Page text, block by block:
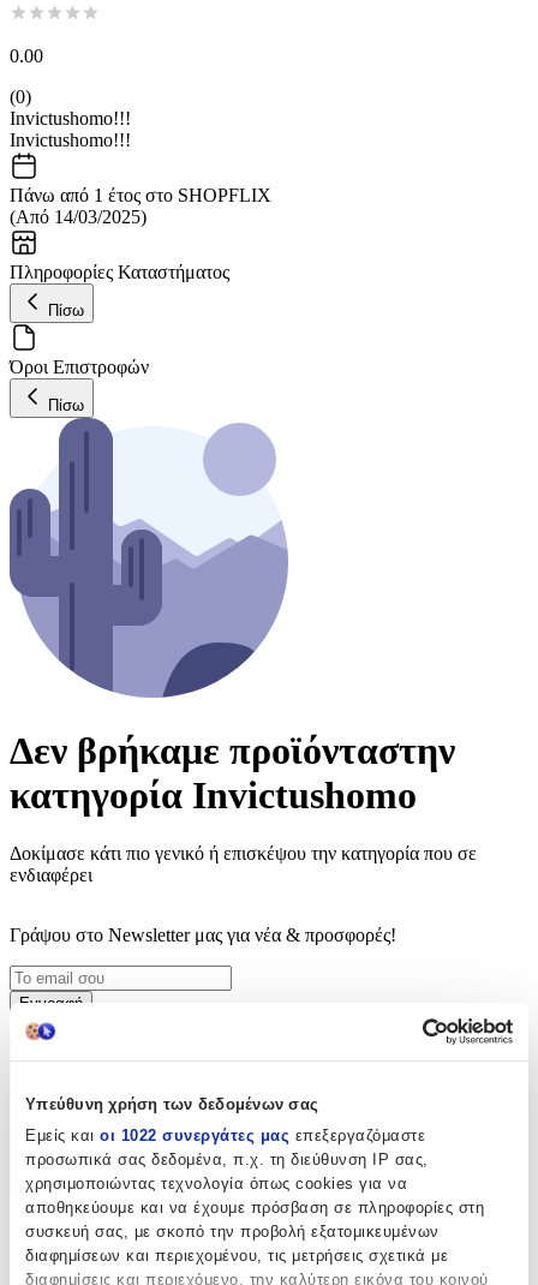
Υπεύθυνη χρήση των δεδομένων σας
Εμείς και οι 1022 συνεργάτες μας επεξεργαζόμαστε
προσωπικά σας δεδομένα, π.χ. τη διεύθυνση IP σας,
χρησιμοποιώντας τεχνολογία όπως cookies για να
αποθηκεύουμε και να έχουμε πρόσβαση σε πληροφορίες στη
συσκευή σας, με σκοπό την προβολή εξατομικευμένων
διαφημίσεων και περιεχομένου, τις μετρήσεις σχετικά με
διαφημίσεις και περιεχόμενο, την καλύτερη εικόνα του κοινού
0.00
(0)
Invictushomo!!!
Invictushomo!!!
Πάνω από 1 έτος στο SHOPFLIX
(Από 14/03/2025)
Πληροφορίες Καταστήματος
Πίσω
Όροι Επιστροφών
Πίσω
Δεν βρήκαμε προϊόνταστην
κατηγορία Invictushomo
Δοκίμασε κάτι πιο γενικό ή επισκέψου την κατηγορία που σε
ενδιαφέρει
Γράψου στο Νewsletter μας για νέα & προσφορές!
Εγγραφή
Πατώντας «Εγγραφή» αποδέχεσαι τους
Σχετικά με εμάς
Ευκαιρίες καριέρας
Συνεργαζόμενα καταστήματα